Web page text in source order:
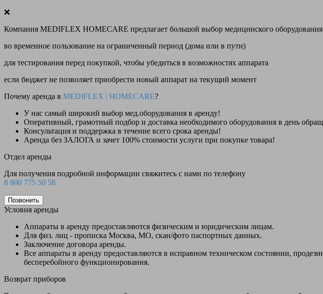
❌
Компания MEDIFLEX HOMECARE предлагает большой выбор медицинского
во временное пользование на ограниченный период (дома или в пути)
для тестирования перед покупкой, чтобы убедиться в возможностях аппарата
если бюджет не позволяет приобрести новый аппарат на текущий момент
Почему аренда в MEDIFLEX | HOMECARE?
У нас самый широкий выбор мед.оборудования в аренду!
Оперативный, грамотный подбор и доставка необходимого оборудования в день
Консультация и поддержка в течение всего срока аренды!
Аренда без ЗАЛОГА и зачет 100% стоимости услуги при покупке товара!
Отдел аренды
Для получения подробной информации свяжитесь с нами по телефону
8 800 775 50 58
Позвонить
Условия аренды
Аппараты в аренду предоставляются физическим и юридическим лицам.
Для физ. лиц - прописка Москва, МО, скан/фото паспортных данных.
Заключение договора аренды.
Все аппараты в аренду предоставляются в исправном техническом состоянии,
бесперебойного функционирования.
Возврат приборов